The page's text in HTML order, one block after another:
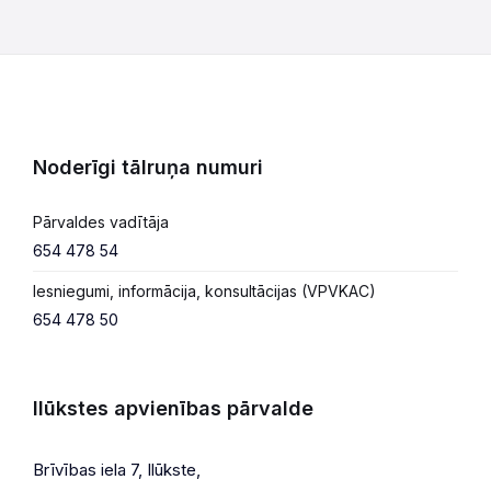
Noderīgi tālruņa numuri
Pārvaldes vadītāja
654 478 54
Iesniegumi, informācija, konsultācijas (VPVKAC)
654 478 50
Ilūkstes apvienības pārvalde
Brīvības iela 7, Ilūkste,